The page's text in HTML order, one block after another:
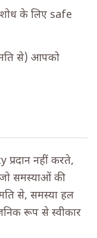
के लिए safe
से) आपको
नहीं करते,
समस्याओं की
से, समस्या हल
रूप से स्वीकार